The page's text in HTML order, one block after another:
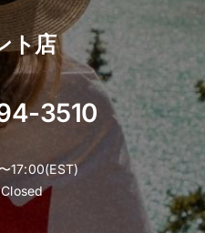
ト店
3510
17:00(EST)